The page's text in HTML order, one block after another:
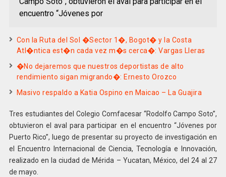
encuentro “Jóvenes por
Con la Ruta del Sol �Sector 1�, Bogot� y la Costa
Atl�ntica est�n cada vez m�s cerca�: Vargas Lleras
�No dejaremos que nuestros deportistas de alto
rendimiento sigan migrando�: Ernesto Orozco
Masivo respaldo a Katia Ospino en Maicao – La Guajira
Tres estudiantes del Colegio Comfacesar “Rodolfo Campo Soto”,
obtuvieron el aval para participar en el encuentro “Jóvenes por
Puerto Rico”, luego de presentar su proyecto de investigación en
el Encuentro Internacional de Ciencia, Tecnología e Innovación,
realizado en la ciudad de Mérida – Yucatan, México, del 24 al 27
de mayo.